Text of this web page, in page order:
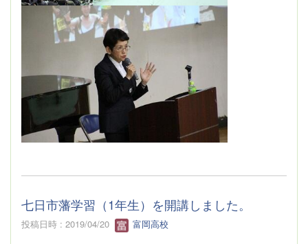
七日市藩学習（1年生）を開講しました。
投稿日時 : 2019/04/20 富岡高校